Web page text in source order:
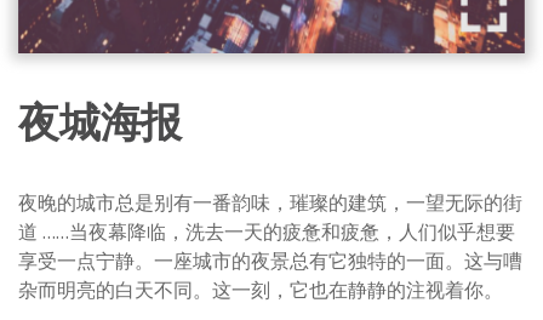
夜城海报
夜晚的城市总是别有一番韵味，璀璨的建筑，一望无际的街
道 ……当夜幕降临，洗去一天的疲惫和疲惫，人们似乎想要
享受一点宁静。一座城市的夜景总有它独特的一面。这与嘈
杂而明亮的白天不同。这一刻，它也在静静的注视着你。